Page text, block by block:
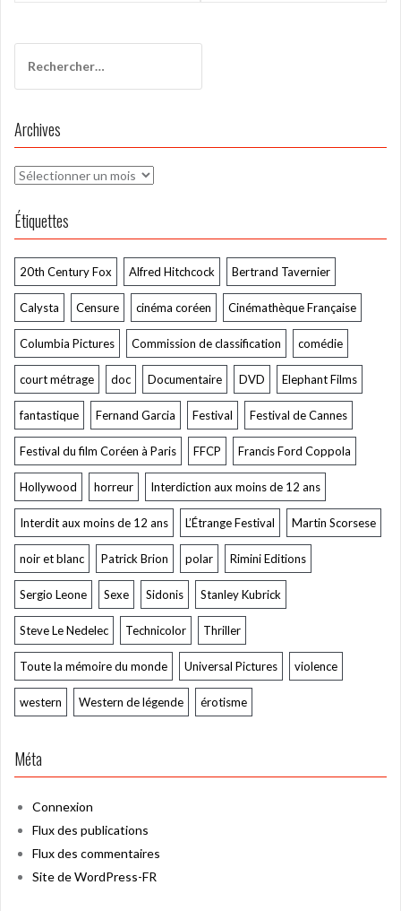
Archives
Archives
Étiquettes
20th Century Fox Alfred Hitchcock Bertrand Tavernier
Calysta Censure cinéma coréen Cinémathèque Française
Columbia Pictures Commission de classification comédie
court métrage doc Documentaire DVD Elephant Films
fantastique Fernand Garcia Festival Festival de Cannes
Festival du film Coréen à Paris FFCP Francis Ford Coppola
Hollywood horreur Interdiction aux moins de 12 ans
Interdit aux moins de 12 ans L’Étrange Festival Martin Scorsese
noir et blanc Patrick Brion polar Rimini Editions
Sergio Leone Sexe Sidonis Stanley Kubrick
Steve Le Nedelec Technicolor Thriller
Toute la mémoire du monde Universal Pictures violence
western Western de légende érotisme
Méta
Connexion
Flux des publications
Flux des commentaires
Site de WordPress-FR